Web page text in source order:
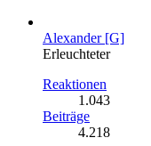
Alexander [G]
Erleuchteter
Reaktionen
1.043
Beiträge
4.218